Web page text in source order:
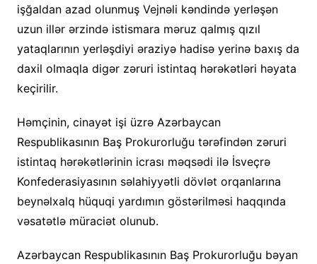
işğaldan azad olunmuş Vejnəli kəndində yerləşən
uzun illər ərzində istismara məruz qalmış qızıl
yataqlarının yerləşdiyi əraziyə hadisə yerinə baxış da
daxil olmaqla digər zəruri istintaq hərəkətləri həyata
keçirilir.
Həmçinin, cinayət işi üzrə Azərbaycan
Respublikasının Baş Prokurorluğu tərəfindən zəruri
istintaq hərəkətlərinin icrası məqsədi ilə İsveçrə
Konfederasiyasının səlahiyyətli dövlət orqanlarına
beynəlxalq hüquqi yardımın göstərilməsi haqqında
vəsatətlə müraciət olunub.
Azərbaycan Respublikasının Baş Prokurorluğu bəyan